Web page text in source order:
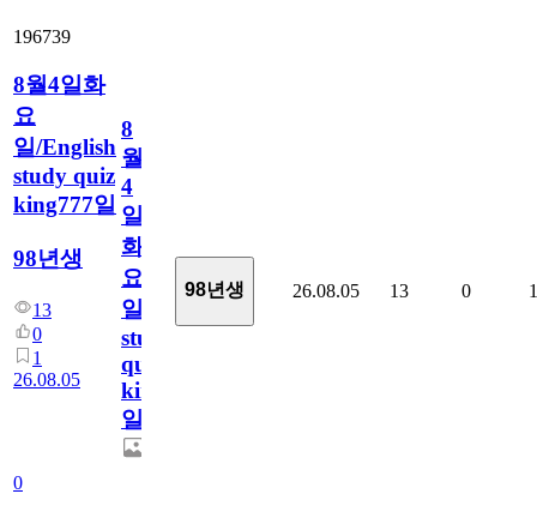
196739
8월4일화
요
일/English
study quiz
king777일
98년생
13
0
1
26.08.05
0
8
월
4
일
화
요
일/English
study
quiz
king777
일
98년생 26.08.05 13 0 1